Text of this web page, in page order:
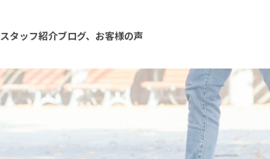
スタッフ紹介ブログ、お客様の声